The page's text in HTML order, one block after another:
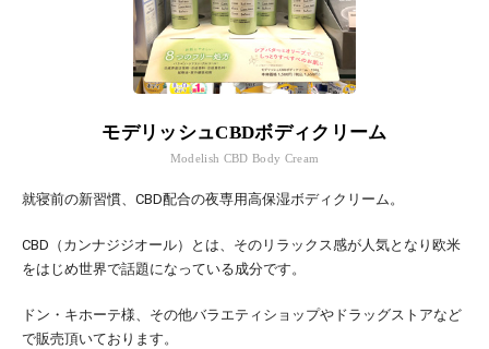
モデリッシュCBDボディクリーム
Modelish CBD Body Cream
就寝前の新習慣、CBD配合の夜専用高保湿ボディクリーム。
CBD（カンナジジオール）とは、そのリラックス感が人気となり欧米
をはじめ世界で話題になっている成分です。
ドン・キホーテ様、その他バラエティショップやドラッグストアなど
で販売頂いております。